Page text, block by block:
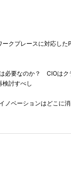
ークプレースに対応した
必要なのか？ CIOはク
検討すべし
ノベーションはどこに消